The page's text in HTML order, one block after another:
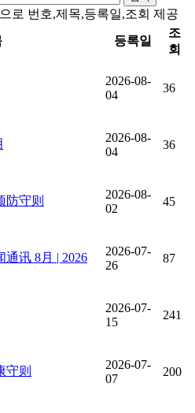
로 번호,제목,등록일,조회 제공
등록일
조
회
2026-08-
04
36
2026-08-
04
36
防守则
2026-08-
02
45
讯 8月 | 2026
2026-07-
26
87
2026-07-
15
241
守则
2026-07-
07
200